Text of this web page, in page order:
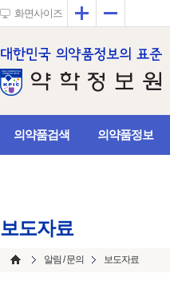
화면사이즈 확대
의약품검색 의약품정보
보도자료
알림 / 문의 보도자료